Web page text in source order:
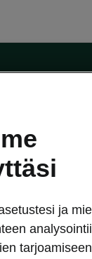
Shop
ja